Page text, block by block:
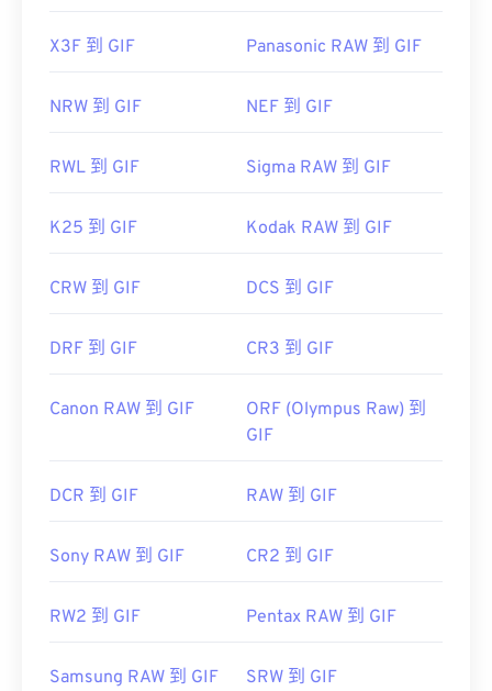
X3F 到 GIF Panasonic RAW 到 GIF
NRW 到 GIF NEF 到 GIF
RWL 到 GIF Sigma RAW 到 GIF
K25 到 GIF Kodak RAW 到 GIF
CRW 到 GIF DCS 到 GIF
DRF 到 GIF CR3 到 GIF
Canon RAW 到 GIF
ORF (Olympus Raw) 到
GIF
DCR 到 GIF RAW 到 GIF
Sony RAW 到 GIF CR2 到 GIF
RW2 到 GIF Pentax RAW 到 GIF
Samsung RAW 到 GIF SRW 到 GIF